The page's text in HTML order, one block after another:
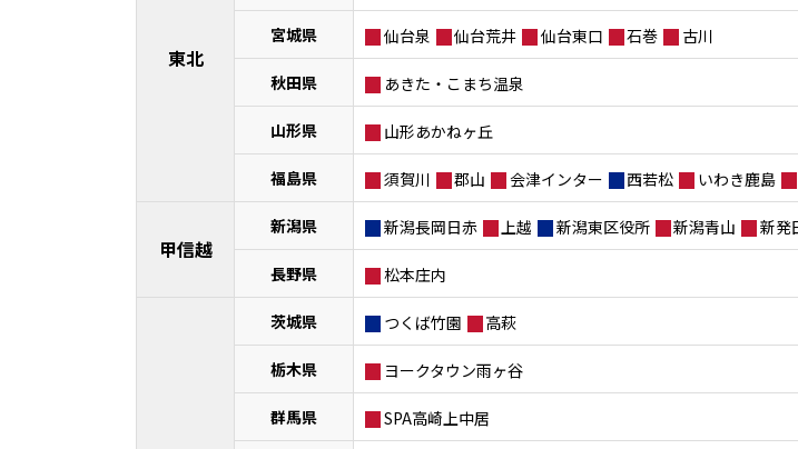
東北
宮城県 仙台泉 仙台荒井 仙台東口 石巻 古川
秋田県 あきた・こまち温泉
山形県 山形あかねヶ丘
福島県 須賀川 郡山 会津インター 西若松 いわき鹿島
甲信越
新潟県 新潟長岡日赤 上越 新潟東区役所 新潟青山 新発
長野県 松本庄内
茨城県 つくば竹園 高萩
栃木県 ヨークタウン雨ヶ谷
群馬県 SPA高崎上中居